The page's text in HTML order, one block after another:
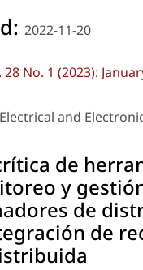
2022-11-20
28 No. 1 (2023):
Electrical and
de
y
de
de